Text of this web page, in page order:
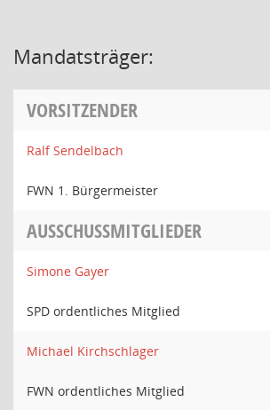
Mandatsträger:
VORSITZENDER
Ralf Sendelbach
FWN 1. Bürgermeister
AUSSCHUSSMITGLIEDER
Simone Gayer
SPD ordentliches Mitglied
Michael Kirchschlager
FWN ordentliches Mitglied